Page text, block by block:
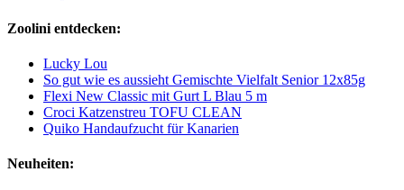
Zoolini entdecken:
Lucky Lou
So gut wie es aussieht Gemischte Vielfalt Senior 12x85g
Flexi New Classic mit Gurt L Blau 5 m
Croci Katzenstreu TOFU CLEAN
Quiko Handaufzucht für Kanarien
Neuheiten: